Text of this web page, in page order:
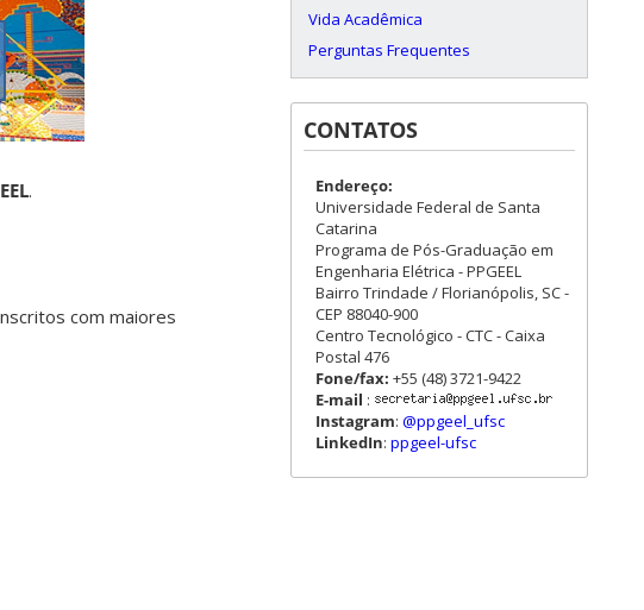
.
com maiores
Vida Acadêmica
Perguntas Frequentes
CONTATOS
Endereço:
Universidade Federal de Santa
Catarina
Programa de Pós-Graduação em
Engenharia Elétrica - PPGEEL
Bairro Trindade / Florianópolis, SC -
CEP 88040-900
Centro Tecnológico - CTC - Caixa
Postal 476
Fone/fax: +55 (48) 3721-9422
E-mail :
Instagram: @ppgeel_ufsc
LinkedIn: ppgeel-ufsc